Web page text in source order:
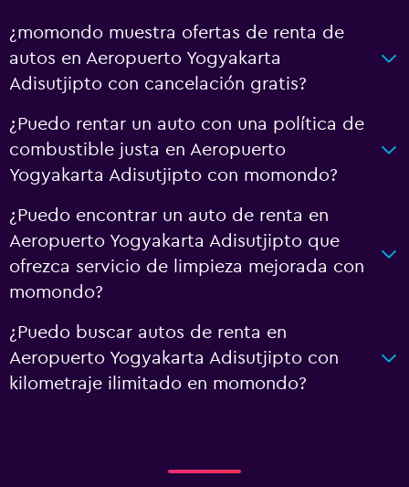
¿momondo muestra ofertas de renta de
autos en Aeropuerto Yogyakarta
Adisutjipto con cancelación gratis?
¿Puedo rentar un auto con una política de
combustible justa en Aeropuerto
Yogyakarta Adisutjipto con momondo?
¿Puedo encontrar un auto de renta en
Aeropuerto Yogyakarta Adisutjipto que
ofrezca servicio de limpieza mejorada con
momondo?
¿Puedo buscar autos de renta en
Aeropuerto Yogyakarta Adisutjipto con
kilometraje ilimitado en momondo?